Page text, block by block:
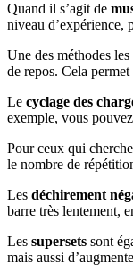
Quand il s’agit de
niveau d’expérience,
Une des méthodes
de repos. Cela
Le cyclage des
exemple, vous
Pour ceux qui
le nombre de
Les déchirement
barre très lentement,
Les supersets sont
mais aussi